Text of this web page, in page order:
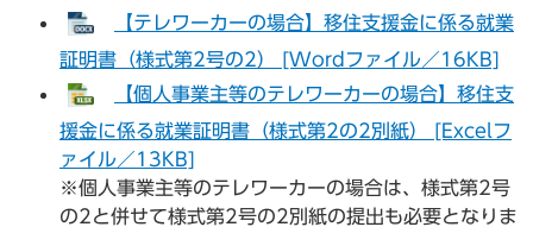
【テレワーカーの場合】移住支援金に係る就業
証明書（様式第2号の2） [Wordファイル／16KB]
【個人事業主等のテレワーカーの場合】移住支
援金に係る就業証明書（様式第2の2別紙） [Excelフ
ァイル／13KB]
※個人事業主等のテレワーカーの場合は、様式第2号
の2と併せて様式第2号の2別紙の提出も必要となりま